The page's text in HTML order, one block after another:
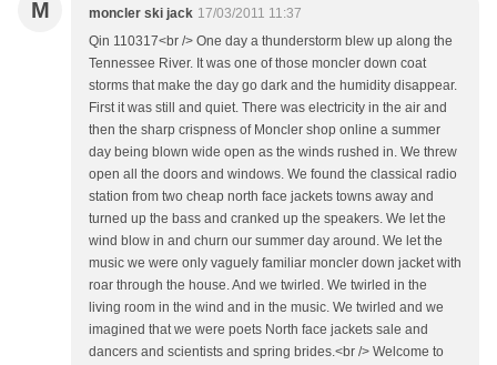
M moncler ski jack 17/03/2011 11:37
Qin 110317<br /> One day a thunderstorm blew up along the
Tennessee River. It was one of those moncler down coat
storms that make the day go dark and the humidity disappear.
First it was still and quiet. There was electricity in the air and
then the sharp crispness of Moncler shop online a summer
day being blown wide open as the winds rushed in. We threw
open all the doors and windows. We found the classical radio
station from two cheap north face jackets towns away and
turned up the bass and cranked up the speakers. We let the
wind blow in and churn our summer day around. We let the
music we were only vaguely familiar moncler down jacket with
roar through the house. And we twirled. We twirled in the
living room in the wind and in the music. We twirled and we
imagined that we were poets North face jackets sale and
dancers and scientists and spring brides.<br /> Welcome to